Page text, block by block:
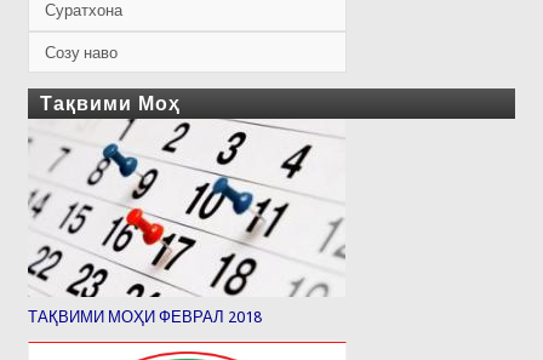
Суратхона
Созу наво
Тақвими Моҳ
ТАҚВИМИ МОҲИ ФЕВРАЛ 2018